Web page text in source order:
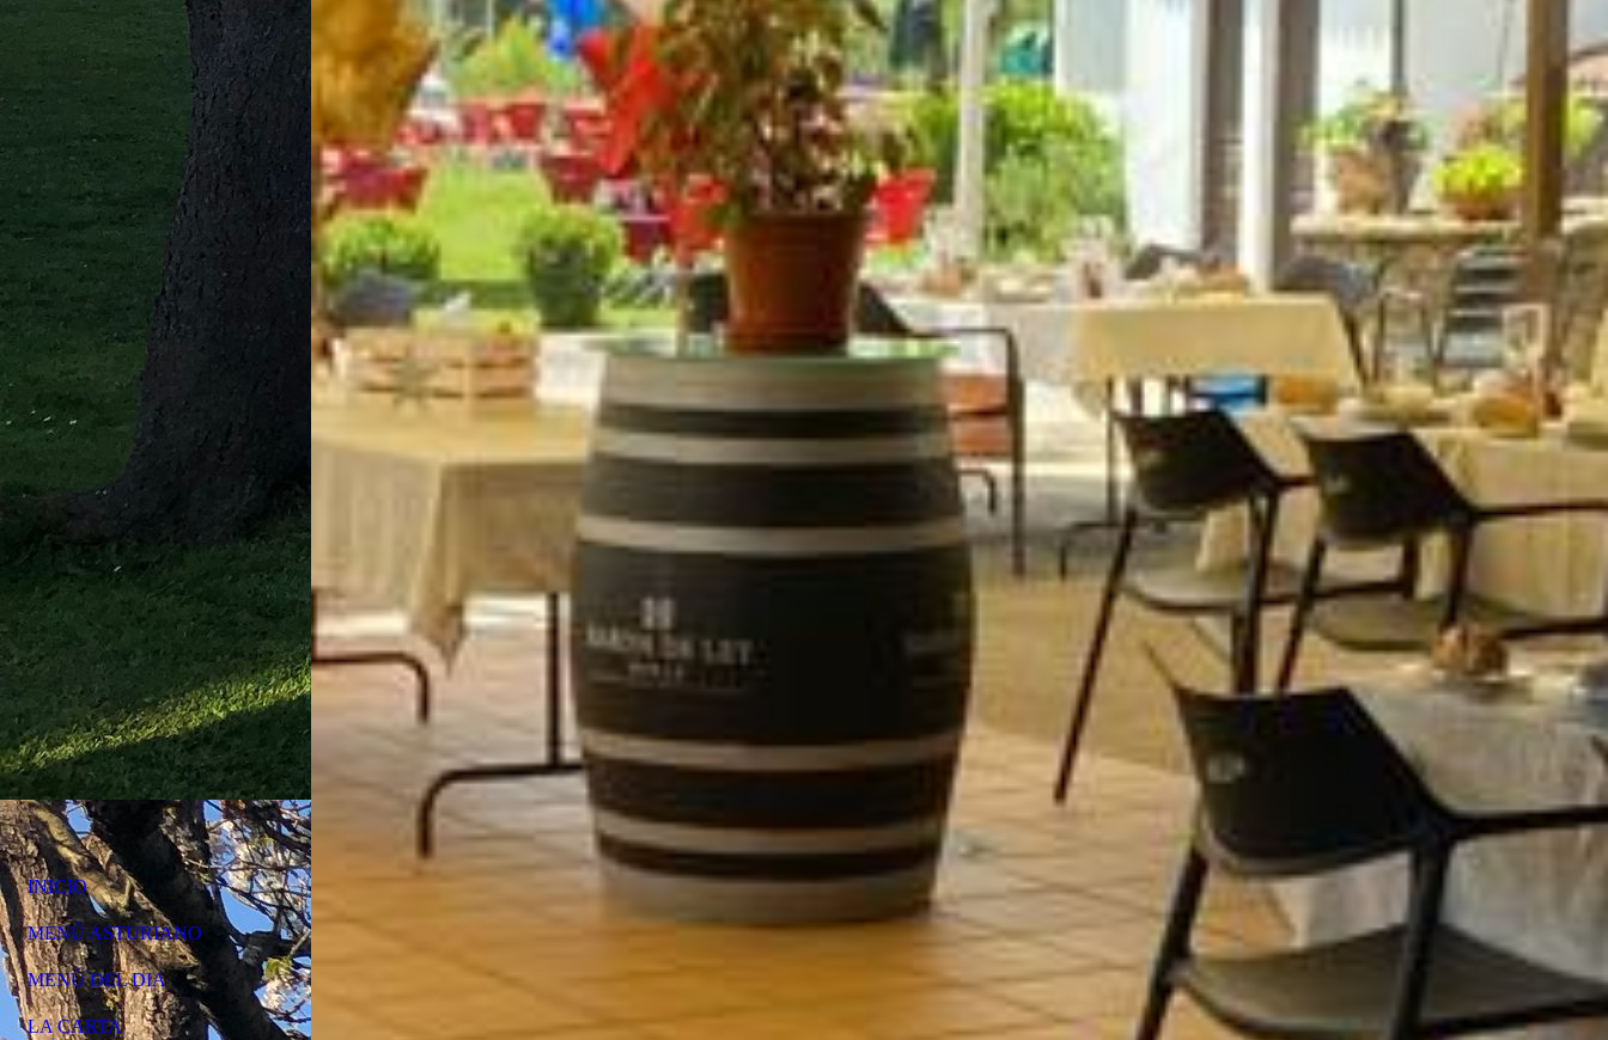
INICIO
MENÚ ASTURIANO
MENÚ DEL DIA
LA CARTA